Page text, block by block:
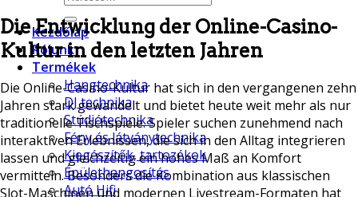
Kezdőlap
Rólunk
Termékek
Hangtechnika
DJ technika
Stúdiótechnika
Fény és látványtechnika
Kiegészítők, tartozékok
Épülethangosítás
Autó Hifi
Die Entwicklung der Online-Casino-
Kultur in den letzten Jahren
Die Online-Casino-Kultur hat sich in den vergangenen zehn
Jahren stark gewandelt und bietet heute weit mehr als nur
traditionelle Tischspiele. Spieler suchen zunehmend nach
interaktiven Erlebnissen, die sich in den Alltag integrieren
lassen und gleichzeitig ein hohes Maß an Komfort
vermitteln. Besonders die Kombination aus klassischen
Slot-Maschinen und modernen Livestream-Formaten hat